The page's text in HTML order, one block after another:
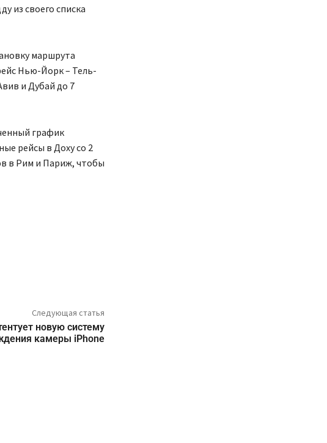
из своего списка
маршрута
Нью-Йорк – Тель-
и Дубай до 7
график
рейсы в Доху со 2
в Рим и Париж, чтобы
Следующая статья
новую систему
камеры iPhone